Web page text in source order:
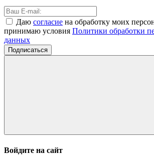
Даю согласие на обработку моих
принимаю условия Политики обработки
данных
Подписаться
Войдите на сайт